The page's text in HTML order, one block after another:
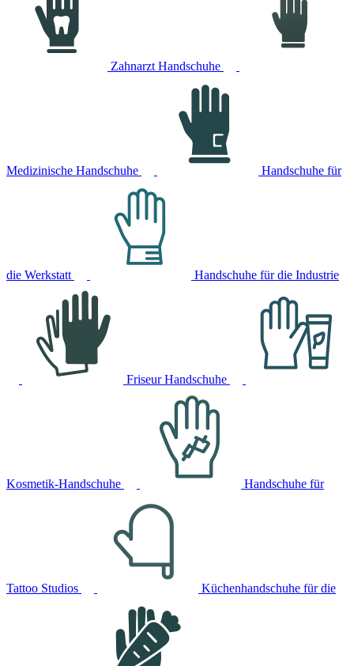
Zahnarzt Handschuhe
Medizinische Handschuhe Handschuhe für
die Werkstatt Handschuhe für die Industrie
Friseur Handschuhe
Kosmetik-Handschuhe Handschuhe für
Tattoo Studios Küchenhandschuhe für die